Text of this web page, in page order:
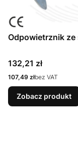
Odpowietrznik ze
Cena
132,21 zł
Cena
107,49 złbez VAT
Zobacz produkt